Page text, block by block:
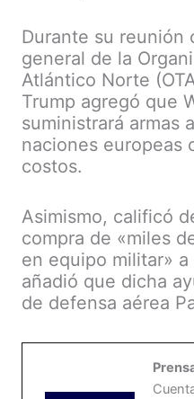
Durante su reunión
general de la
Atlántico Norte
Trump agregó que
suministrará armas
naciones europeas
costos.
Asimismo, calificó
compra de «miles
en equipo militar»
añadió que dicha
de defensa aérea